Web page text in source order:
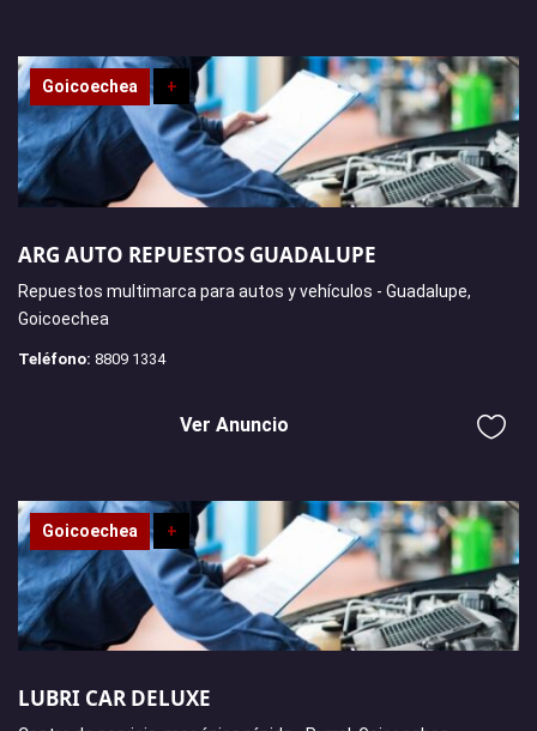
Goicoechea +
ARG AUTO REPUESTOS GUADALUPE
Repuestos multimarca para autos y vehículos - Guadalupe,
Goicoechea
Teléfono: 8809 1334
Ver Anuncio
Goicoechea +
LUBRI CAR DELUXE